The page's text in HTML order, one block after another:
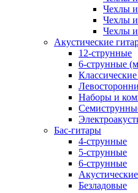
Чехлы и
Чехлы и
Чехлы и
Акустические
12-струнные
6-струнные
Наборы и
Бас-гитары
4-струнные
5-струнные
6-струнные
Акустические
Безладовые